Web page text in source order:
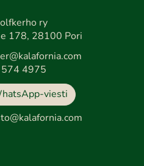
ry
178, 28100 Pori
4975
viesti